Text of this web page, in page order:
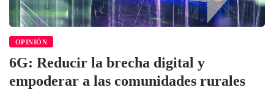
OPINIÓN
6G: Reducir la brecha digital y
empoderar a las comunidades rurales